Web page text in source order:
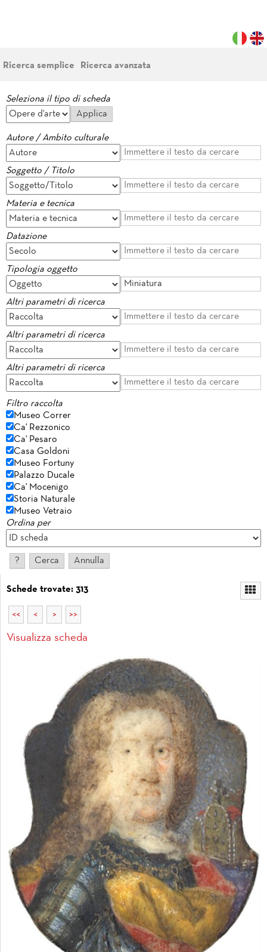
Ricerca semplice Ricerca avanzata
Seleziona il tipo di scheda
Autore / Ambito culturale
Soggetto / Titolo
Materia e tecnica
Datazione
Tipologia oggetto
Altri parametri di ricerca
Altri parametri di ricerca
Altri parametri di ricerca
Filtro raccolta
Museo Correr
Ca' Rezzonico
Ca' Pesaro
Casa Goldoni
Museo Fortuny
Palazzo Ducale
Ca' Mocenigo
Storia Naturale
Museo Vetraio
Ordina per
Schede trovate: 313
<< < > >>
Visualizza scheda